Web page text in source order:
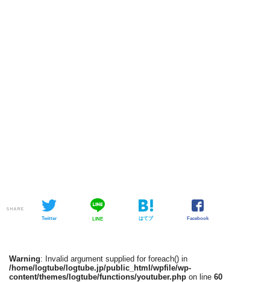
SHARE
Twitter LINE はてブ Facebook
Warning: Invalid argument supplied for foreach() in
/home/logtube/logtube.jp/public_html/wpfile/wp-
content/themes/logtube/functions/youtuber.php on line 60